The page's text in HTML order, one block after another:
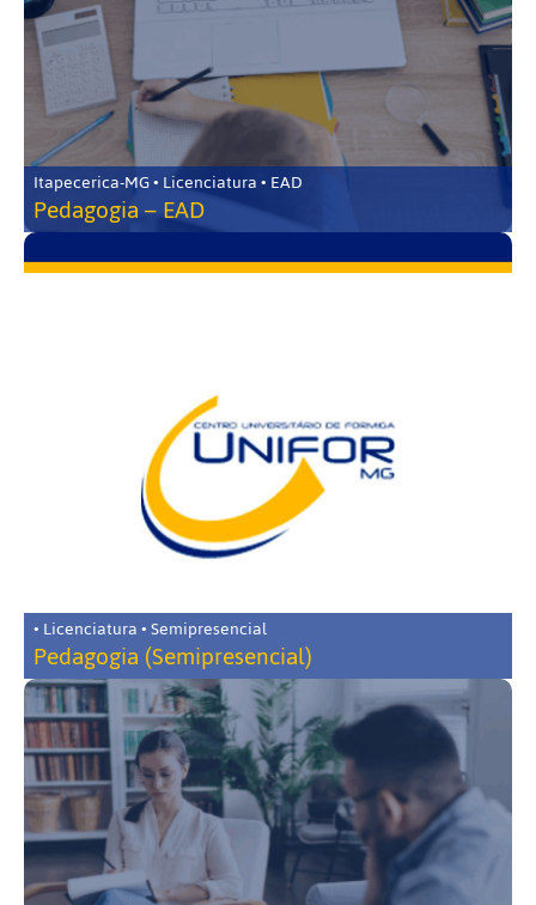
Itapecerica-MG • Licenciatura • EAD
Pedagogia – EAD
• Licenciatura • Semipresencial
Pedagogia (Semipresencial)